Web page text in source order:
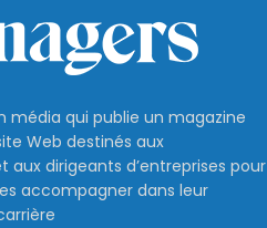
média qui publie un magazine
Web destinés aux
aux dirigeants d’entreprises pour
accompagner dans leur